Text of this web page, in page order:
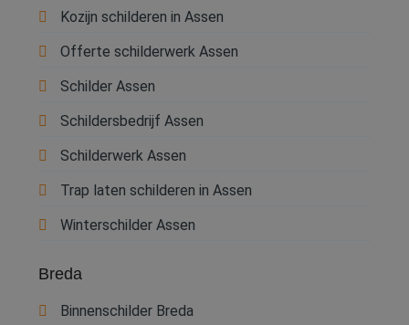
Kozijn schilderen in Assen
Offerte schilderwerk Assen
Schilder Assen
Schildersbedrijf Assen
Schilderwerk Assen
Trap laten schilderen in Assen
Winterschilder Assen
Breda
Binnenschilder Breda